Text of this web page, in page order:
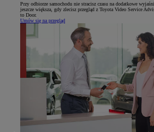
Przy odbiorze samochodu nie stracisz czasu na dodatkowe
jeszcze większa, gdy zlecisz przegląd z Toyota Video Service
to Door.
Umów się na przegląd